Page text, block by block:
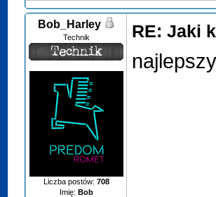
Bob_Harley
Technik
Liczba postów: 708
Imię: Bob
RE: Jaki